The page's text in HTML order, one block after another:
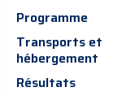
Programme
Transports et
hébergement
Résultats